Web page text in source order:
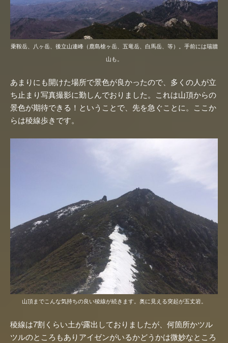
乗鞍岳、八ヶ岳、後立山連峰（鹿島槍ヶ岳、五竜岳、白馬岳、等）。手前には瑞牆
山も。
あまりにも開けた場所で景色が良かったので、多くの人が立
ち止まり写真撮影に勤しんでおりました。これは山頂からの
景色が期待できる！ということで、先を急ぐことに。ここか
らは稜線歩きです。
山頂までこんな気持ちの良い稜線が続きます。奥に見える突起が五丈岩。
稜線は7割くらい土が露出しておりましたが、何箇所かツル
ツルのところもありアイゼンがいるかどうかは微妙なところ